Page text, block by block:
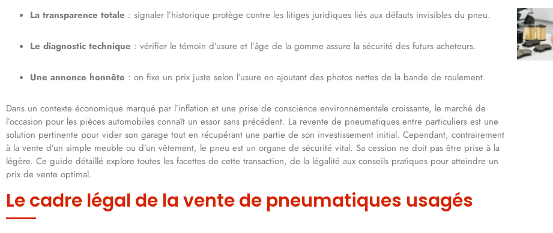
La transparence totale : signaler l’historique protège contre les litiges juridiques liés aux défauts invisibles du pneu.
Le diagnostic technique : vérifier le témoin d’usure et l’âge de la gomme assure la sécurité des futurs acheteurs.
Une annonce honnête : on fixe un prix juste selon l’usure en ajoutant des photos nettes de la bande de roulement.
Dans un contexte économique marqué par l’inflation et une prise de conscience environnementale croissante, le marché de
l’occasion pour les pièces automobiles connaît un essor sans précédent. La revente de pneumatiques entre particuliers est une
solution pertinente pour vider son garage tout en récupérant une partie de son investissement initial. Cependant, contrairement
à la vente d’un simple meuble ou d’un vêtement, le pneu est un organe de sécurité vital. Sa cession ne doit pas être prise à la
légère. Ce guide détaillé explore toutes les facettes de cette transaction, de la légalité aux conseils pratiques pour atteindre un
prix de vente optimal.
Le cadre légal de la vente de pneumatiques usagés